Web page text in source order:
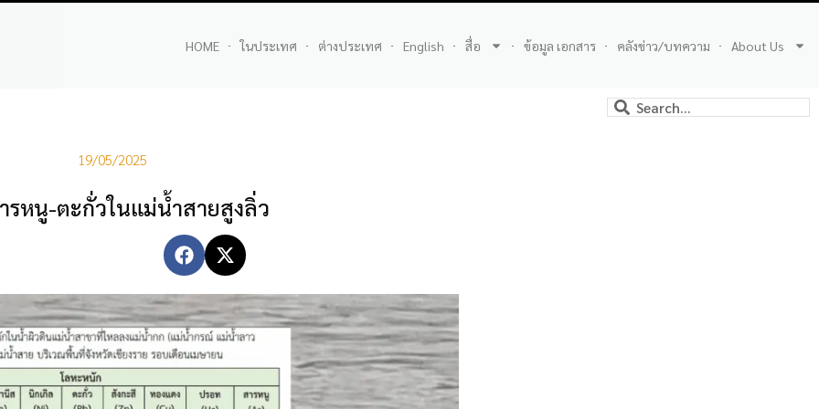
HOME ในประเทศ ต่างประเทศ English สื่อ ข้อมูล เอกสาร คลังข่าว/บทความ About Us
19/05/2025
หนู-ตะกั่วในแม่น้ำสายสูงลิ่ว